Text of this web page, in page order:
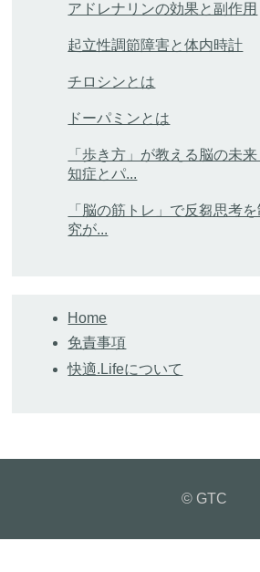
アドレナリンの効果と副作用
起立性調節障害と体内時計
チロシンとは
ドーパミンとは
「歩き方」が教える脳の未
知症とパ...
「脳の筋トレ」で反芻思考
究が...
Home
免責事項
快適.Lifeについて
© GTC